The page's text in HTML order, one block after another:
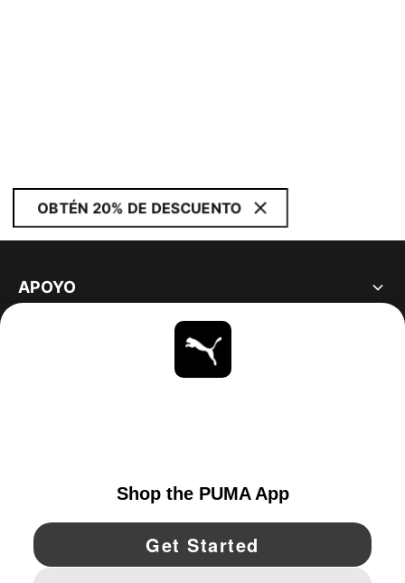
OBTÉN 20% DE DESCUENTO
APOYO
YouTube Twitter Pinterest